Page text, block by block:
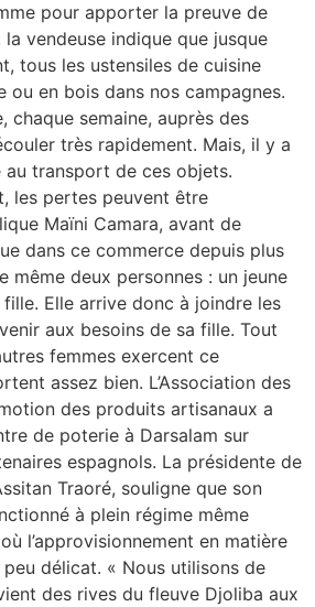
pour apporter la preuve de
la vendeuse indique que jusque
tous les ustensiles de cuisine
ou en bois dans nos campagnes.
chaque semaine, auprès des
très rapidement. Mais, il y a
au transport de ces objets.
les pertes peuvent être
Maïni Camara, avant de
dans ce commerce depuis plus
même deux personnes : un jeune
Elle arrive donc à joindre les
aux besoins de sa fille. Tout
femmes exercent ce
assez bien. L’Association des
des produits artisanaux a
de poterie à Darsalam sur
espagnols. La présidente de
Traoré, souligne que son
à plein régime même
l’approvisionnement en matière
délicat. « Nous utilisons de
des rives du fleuve Djoliba aux